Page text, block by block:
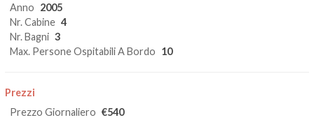
Anno 2005
Nr. Cabine 4
Nr. Bagni 3
Max. Persone Ospitabili A Bordo 10
Prezzi
Prezzo Giornaliero €540